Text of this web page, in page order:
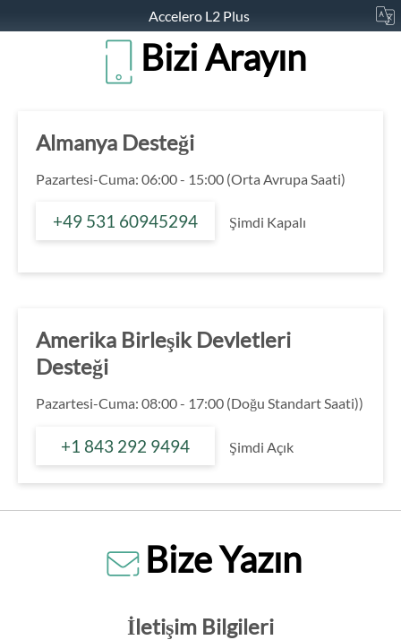
Accelero L2 Plus
Bizi Arayın
Almanya Desteği
Pazartesi-Cuma: 06:00 - 15:00 (Orta Avrupa Saati)
+49 531 60945294 Şimdi Kapalı
Amerika Birleşik Devletleri
Desteği
Pazartesi-Cuma: 08:00 - 17:00 (Doğu Standart Saati))
+1 843 292 9494 Şimdi Açık
Bize Yazın
İletişim Bilgileri